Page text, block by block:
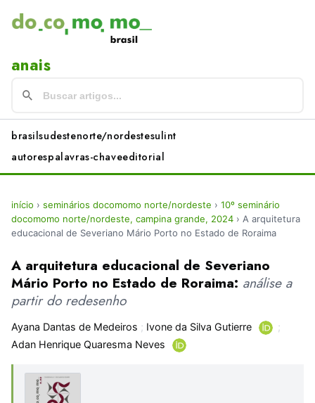
anais
brasilsudestenorte/nordestesulint
autorespalavras-chaveeditorial
início › seminários docomomo norte/nordeste › 10º seminário
docomomo norte/nordeste, campina grande, 2024 › A arquitetura
educacional de Severiano Mário Porto no Estado de Roraima
A arquitetura educacional de Severiano
Mário Porto no Estado de Roraima: análise a
partir do redesenho
Ayana Dantas de Medeiros ; Ivone da Silva Gutierre
;
Adan Henrique Quaresma Neves